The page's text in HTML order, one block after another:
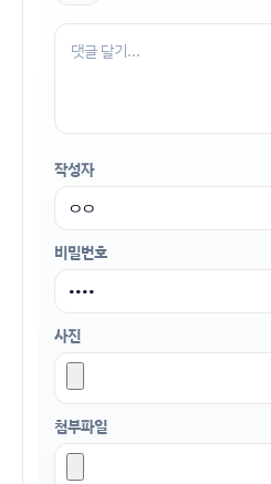
작성자
비밀번호
사진
첨부파일